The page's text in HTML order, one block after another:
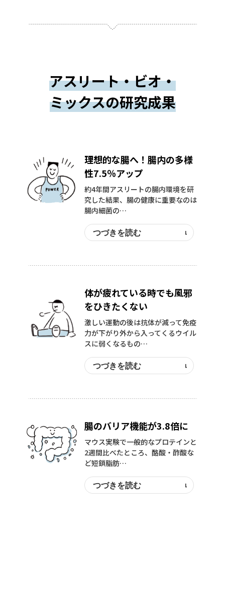
アスリート・ビオ・
ミックスの研究成果
理想的な腸へ！腸内の多様
性7.5％アップ
約4年間アスリートの腸内環境を研
究した結果、腸の健康に重要なのは
腸内細菌の…
つづきを読む
体が疲れている時でも風邪
をひきたくない
激しい運動の後は抗体が減って免疫
力が下がり外から入ってくるウイル
スに弱くなるもの…
つづきを読む
腸のバリア機能が3.8倍に
マウス実験で一般的なプロテインと
2週間比べたところ、酪酸・酢酸な
ど短鎖脂肪…
つづきを読む